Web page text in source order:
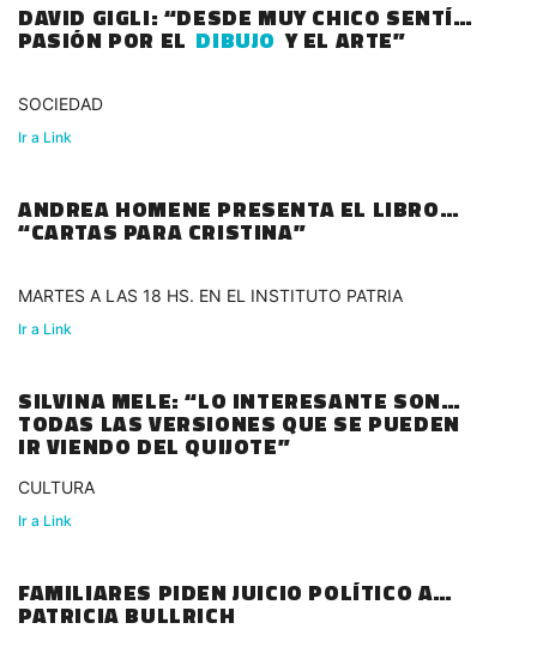
DAVID GIGLI: “DESDE MUY CHICO SENTÍA
PASIÓN POR EL DIBUJO Y EL ARTE”
SOCIEDAD
Ir a Link
ANDREA HOMENE PRESENTA EL LIBRO
“CARTAS PARA CRISTINA”
MARTES A LAS 18 HS. EN EL INSTITUTO PATRIA
Ir a Link
SILVINA MELE: “LO INTERESANTE SON
TODAS LAS VERSIONES QUE SE PUEDEN
IR VIENDO DEL QUIJOTE”
CULTURA
Ir a Link
FAMILIARES PIDEN JUICIO POLÍTICO A
PATRICIA BULLRICH